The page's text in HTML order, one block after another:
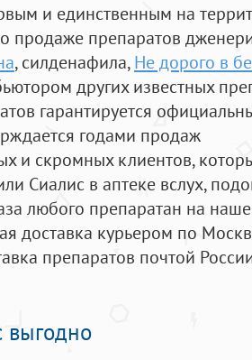
и единственным на
продаже препаратов
, силденафила, Не дорого в
других известных
гарантируется
годами продаж
и скромных клиентов,
Сиалис в аптеке вслух,
любого препаратан на
доставка курьером по
препаратов почтой
выгодно